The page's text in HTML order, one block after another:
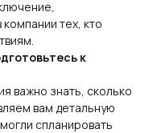
тех, кто
к
важно знать, сколько
вам детальную
спланировать